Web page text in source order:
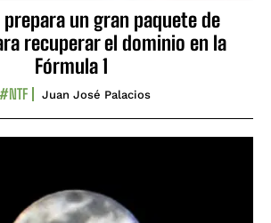
un gran paquete de
recuperar el dominio en la
Fórmula 1
#NTF Juan José Palacios